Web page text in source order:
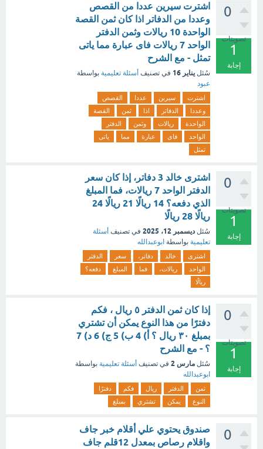
0
تصويتات
1
إجابة
اشترت سيرين عددا من القصص
وعددا من الدفاتر اذا كان ثمن القصة
الواحدة 10 ريالات وثمن الدفتر
الواحد 7 ريالات فاى عبارة مما ياتى
تمثل - مع الشرح
سُئل يناير 16 في تصنيف أسئلة تعليمية بواسطة
عبود
اشترت سيرين عددا
القصص
وعددا
الدفاتر اذا ثمن
القصة
الواحدة
ريالات وثمن
الدفتر
الواحد
فاى عبارة مما
ياتى
تمثل
0
تصويتات
1
إجابة
اشترى خالد 3 دفاتر، إذا كان سعر
الدفتر الواحد 7 ريالات، فما المبلغ
الذي دفعه؟ 14 ريالًا 21 ريالًا 24
ريالًا 28 ريالًا
سُئل ديسمبر 12، 2025 في تصنيف أسئلة
تعليمية بواسطة ابوعبدالله
اشترى خالد دفاتر، سعر
الدفتر
الواحد
ريالات، فما المبلغ
دفعه؟
ريالًا
0
تصويتات
1
إجابة
إذا كان ثمن الدفتر ٥ ريال ، فكم
دفترًا من هذا النوع يمكن أن تشتري
بمبلغ ۳۰ ريال ؟ أ) 4 ب) 5 ج) 6 د) 7
؟ - مع الشرح
سُئل مارس 2 في تصنيف أسئلة تعليمية بواسطة
ابوعبدالله
ثمن الدفتر ريال فكم
دفترًا
النوع
يمكن تشتري بمبلغ
0
صندوق يحتوي علي أقلام خبر جاف
واقلام رصاص بمعدل 12قلم جاف